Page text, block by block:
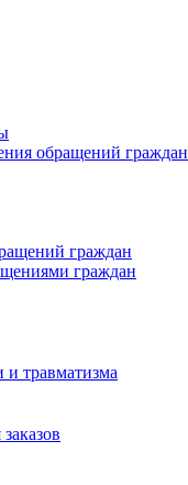
обращений граждан
граждан
граждан
травматизма